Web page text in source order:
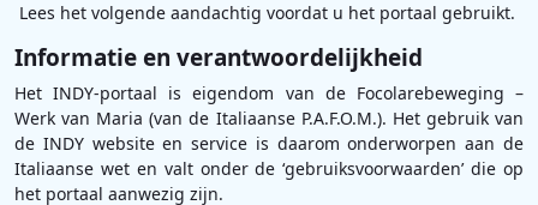
Lees het volgende aandachtig voordat u het portaal gebruikt.
Informatie en verantwoordelijkheid
Het INDY-portaal is eigendom van de Focolarebeweging –
Werk van Maria (van de Italiaanse P.A.F.O.M.). Het gebruik van
de INDY website en service is daarom onderworpen aan de
Italiaanse wet en valt onder de ‘gebruiksvoorwaarden’ die op
het portaal aanwezig zijn.